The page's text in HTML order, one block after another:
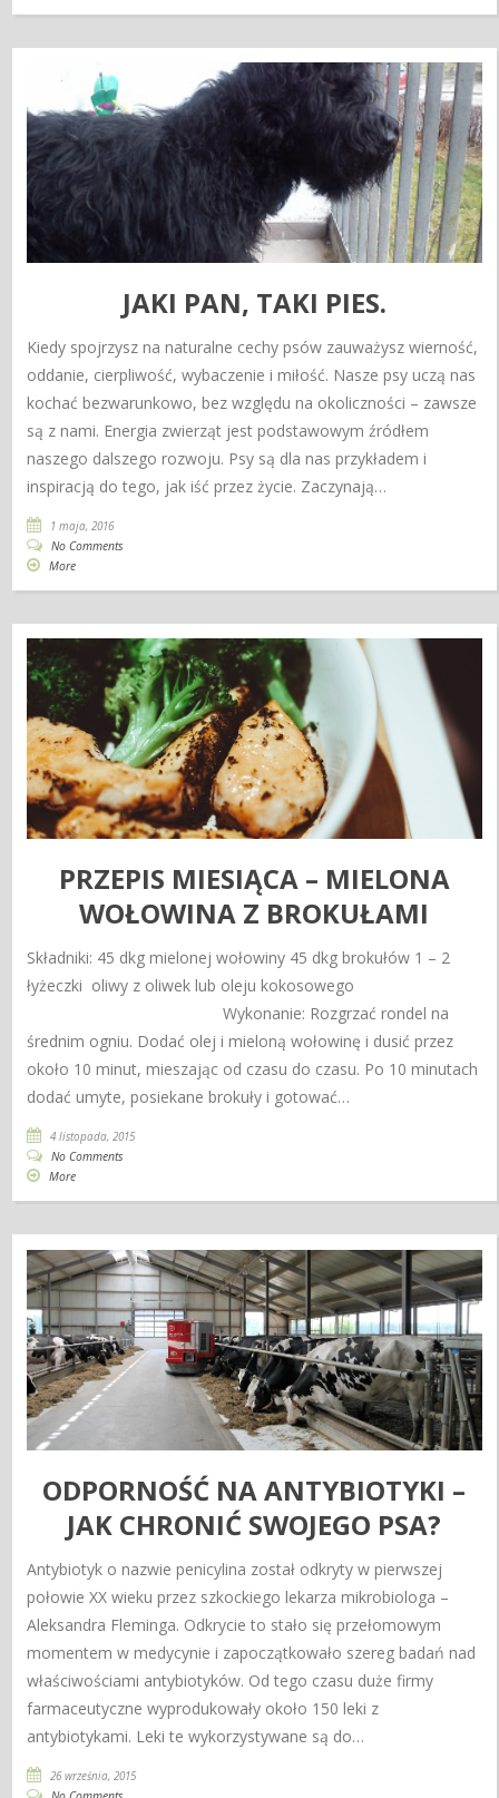
JAKI PAN, TAKI PIES.
Kiedy spojrzysz na naturalne cechy psów zauważysz wierność,
oddanie, cierpliwość, wybaczenie i miłość. Nasze psy uczą nas
kochać bezwarunkowo, bez względu na okoliczności – zawsze
są z nami. Energia zwierząt jest podstawowym źródłem
naszego dalszego rozwoju. Psy są dla nas przykładem i
inspiracją do tego, jak iść przez życie. Zaczynają…
1 maja, 2016
No Comments
More
PRZEPIS MIESIĄCA – MIELONA
WOŁOWINA Z BROKUŁAMI
Składniki: 45 dkg mielonej wołowiny 45 dkg brokułów 1 – 2
łyżeczki oliwy z oliwek lub oleju kokosowego
Wykonanie: Rozgrzać rondel na
średnim ogniu. Dodać olej i mieloną wołowinę i dusić przez
około 10 minut, mieszając od czasu do czasu. Po 10 minutach
dodać umyte, posiekane brokuły i gotować…
4 listopada, 2015
No Comments
More
ODPORNOŚĆ NA ANTYBIOTYKI –
JAK CHRONIĆ SWOJEGO PSA?
Antybiotyk o nazwie penicylina został odkryty w pierwszej
połowie XX wieku przez szkockiego lekarza mikrobiologa –
Aleksandra Fleminga. Odkrycie to stało się przełomowym
momentem w medycynie i zapoczątkowało szereg badań nad
właściwościami antybiotyków. Od tego czasu duże firmy
farmaceutyczne wyprodukowały około 150 leki z
antybiotykami. Leki te wykorzystywane są do…
26 września, 2015